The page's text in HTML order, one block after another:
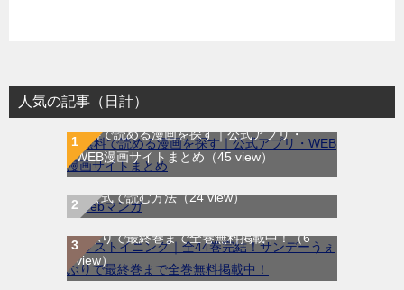
人気の記事（日計）
無料で読める漫画を探す｜公式アプリ・
WEB漫画サイトまとめ （45 view）
WEB漫画サイト一覧｜ブラウザで無料漫画
を公式で読む方法（24 view）
ラストイニング｜全44巻完結！サンデーう
ぇぶりで最終巻まで全巻無料掲載中！（6
view）